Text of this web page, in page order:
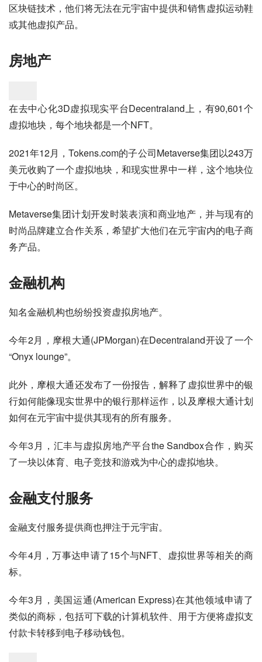
区块链技术，他们将无法在元宇宙中提供和销售虚拟运动鞋
或其他虚拟产品。
房地产
在去中心化3D虚拟现实平台Decentraland上，有90,601个
虚拟地块，每个地块都是一个NFT。
2021年12月，Tokens.com的子公司Metaverse集团以243万
美元收购了一个虚拟地块，和现实世界中一样，这个地块位
于中心的时尚区。
Metaverse集团计划开发时装表演和商业地产，并与现有的
时尚品牌建立合作关系，希望扩大他们在元宇宙内的电子商
务产品。
金融机构
知名金融机构也纷纷投资虚拟房地产。
今年2月，摩根大通(JPMorgan)在Decentraland开设了一个
“Onyx lounge”。
此外，摩根大通还发布了一份报告，解释了虚拟世界中的银
行如何能像现实世界中的银行那样运作，以及摩根大通计划
如何在元宇宙中提供其现有的所有服务。
今年3月，汇丰与虚拟房地产平台the Sandbox合作，购买
了一块以体育、电子竞技和游戏为中心的虚拟地块。
金融支付服务
金融支付服务提供商也押注于元宇宙。
今年4月，万事达申请了15个与NFT、虚拟世界等相关的商
标。
今年3月，美国运通(American Express)在其他领域申请了
类似的商标，包括可下载的计算机软件、用于方便将虚拟支
付款卡转移到电子移动钱包。